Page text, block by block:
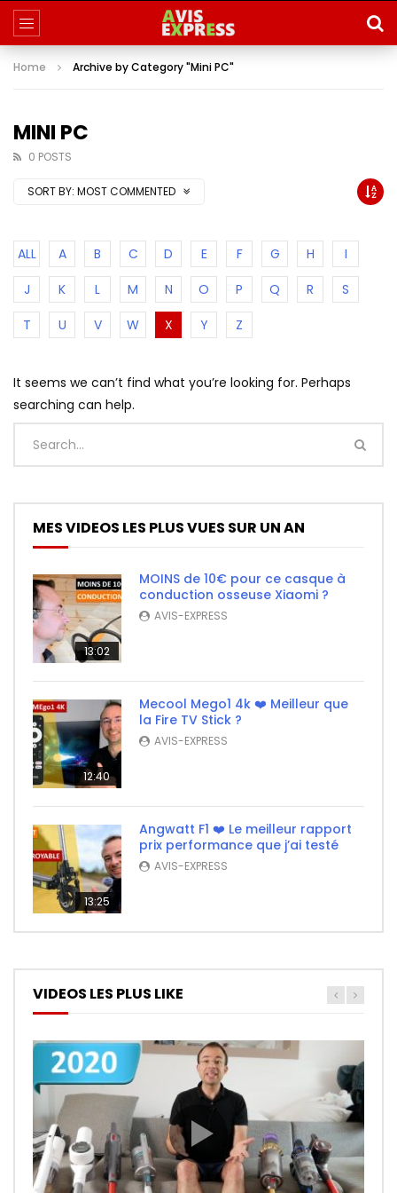
Home Archive by Category "Mini PC"
MINI PC
0 POSTS
SORT BY: MOST COMMENTED
ALL A B C D E F G H
I
J
K L M N O P Q R
S
T
U V W X Y Z
It seems we can’t find what you’re looking for. Perhaps
searching can help.
MES VIDEOS LES PLUS VUES SUR UN AN
13:02
MOINS de 10€ pour ce casque à
conduction osseuse Xiaomi ?
AVIS-EXPRESS
12:40
Mecool Mego1 4k ❤️ Meilleur que
la Fire TV Stick ?
AVIS-EXPRESS
13:25
Angwatt F1 ❤️ Le meilleur rapport
prix performance que j’ai testé
AVIS-EXPRESS
VIDEOS LES PLUS LIKE